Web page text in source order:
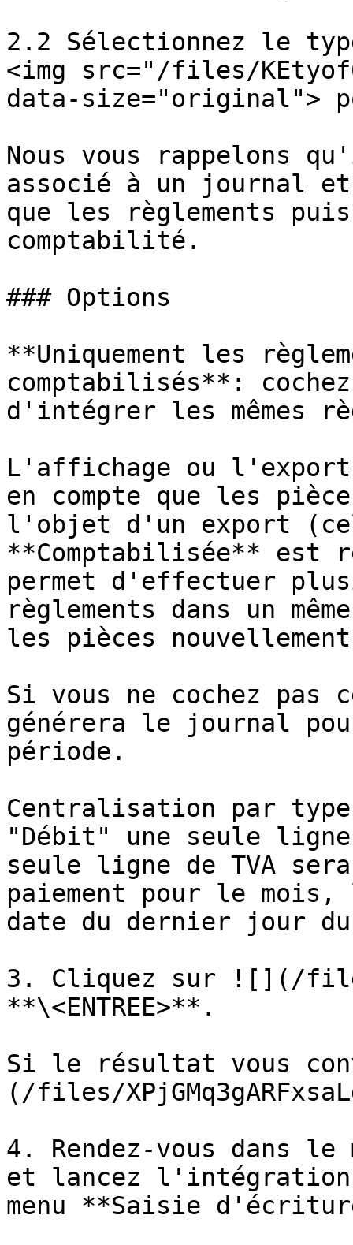
2.2 Sélectionnez le
<img src="/files/
data-size="original">
Nous vous rappelons
associé à un journal et
que les règlements
comptabilité.
### Options
**Uniquement les
comptabilisés**:
d'intégrer les mêmes
L'affichage ou l'export
en compte que les
l'objet d'un export
**Comptabilisée** est
permet d'effectuer
règlements dans un
les pièces
Si vous ne cochez
générera le journal
période.
Centralisation par
"Débit" une seule
seule ligne de TVA
paiement pour le
date du dernier jour
3. Cliquez sur ![](/files/
**\<ENTREE>**.
Si le résultat vous
(/files/
4. Rendez-vous dans
et lancez l'intégration
menu **Saisie